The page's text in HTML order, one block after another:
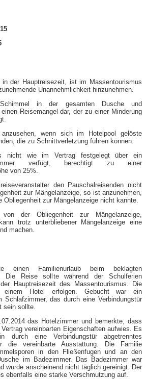
der Hauptreisezeit, ist im Massentourismus
Unannehmlichkeit hinzunehmen.
in der gesamten Dusche und
Reisemangel dar, der zu einer Minderung
wenn sich im Hotelpool gelöste
die zu Schnittverletzung führen können.
nicht wie im Vertrag festgelegt über ein
verfügt, berechtigt zu einer
von 25%.
den Pauschalreisenden nicht
zur Mängelanzeige, so ist anzunehmen,
zur Mängelanzeige nicht kannte.
der Obliegenheit zur Mängelanzeige,
trotz unterbliebener Mängelanzeige eine
machen.
Familienurlaub beim beklagten
Die Reise sollte während der Schulferien
Hauptreisezeit des Massentourismus. Die
einem Hotel erfolgen. Gebucht war ein
Schlafzimmer, das durch eine Verbindungstür
sein sollte.
das Hotelzimmer und bemerkte, dass
vereinbarten Eigenschaften aufwies. Es
durch eine Verbindungstür abgetrenntes
die vereinbarte Ausstattung. Die Familie
in den Fließenfugen und an den
im Badezimmer. Das Badezimmer war
wurde anscheinend nicht täglich gereinigt. Der
ebenfalls eine starke Verschmutzung auf.